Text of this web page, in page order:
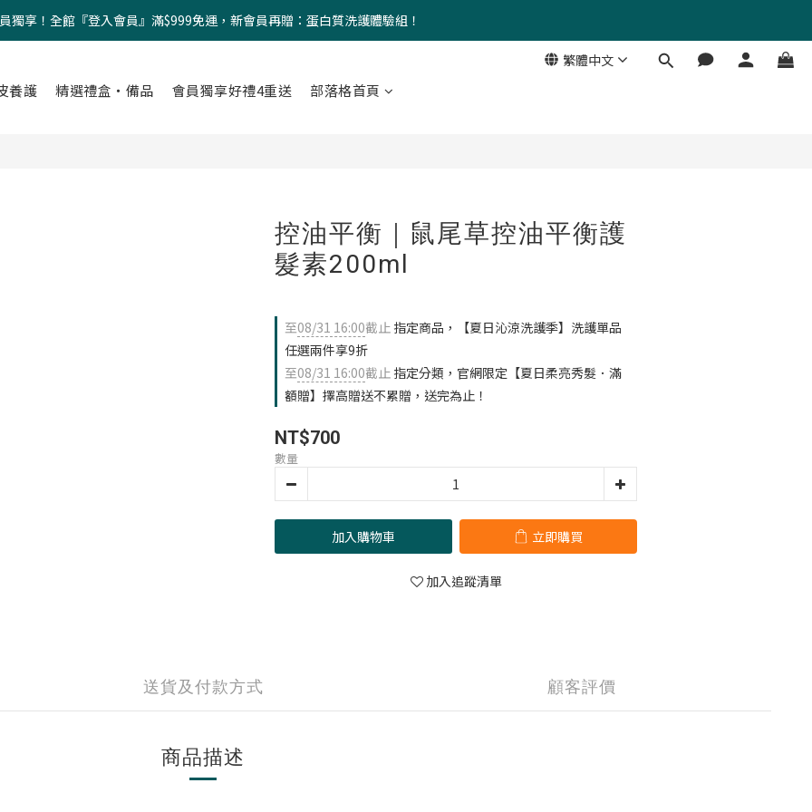
獨享！全館『登入會員』滿$999免運，新會員再贈：蛋白質洗護體驗組！
繁體中文
養護 精選禮盒・備品 會員獨享好禮4重送 部落格首頁
控油平衡｜鼠尾草控油平衡護
髮素200ml
至08/31 16:00截止 指定商品，【夏日沁涼洗護季】洗護單品
任選兩件享9折
至08/31 16:00截止 指定分類，官網限定【夏日柔亮秀髮．滿
額贈】擇高贈送不累贈，送完為止！
NT$700
數量
加入購物車 立即購買
加入追蹤清單
送貨及付款方式 顧客評價
商品描述
立即購買